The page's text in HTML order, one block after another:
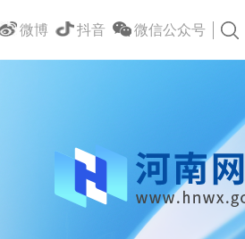
微信公众号
抖音
微博